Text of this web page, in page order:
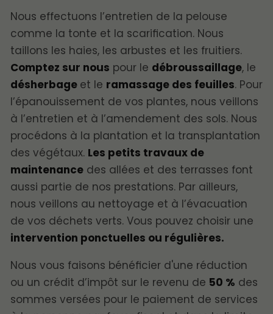
Nous effectuons l’entretien de la pelouse
comme la tonte et la scarification. Nous
taillons les haies, les arbustes et les fruitiers.
Comptez sur nous pour le débroussaillage, le
désherbage et le ramassage des feuilles. Pour
l’épanouissement de vos plantes, nous veillons
à l’entretien et à l’amendement des sols. Nous
procédons à la plantation et la transplantation
des végétaux. Les petits travaux de
maintenance des allées et des terrasses font
aussi partie de nos prestations. Par ailleurs,
nous veillons au nettoyage et à l’évacuation
de vos déchets verts. Vous pouvez choisir une
intervention ponctuelles ou régulières.
Nous vous faisons bénéficier d'une réduction
ou un crédit d’impôt sur le revenu de 50 % des
sommes versées pour le paiement de services